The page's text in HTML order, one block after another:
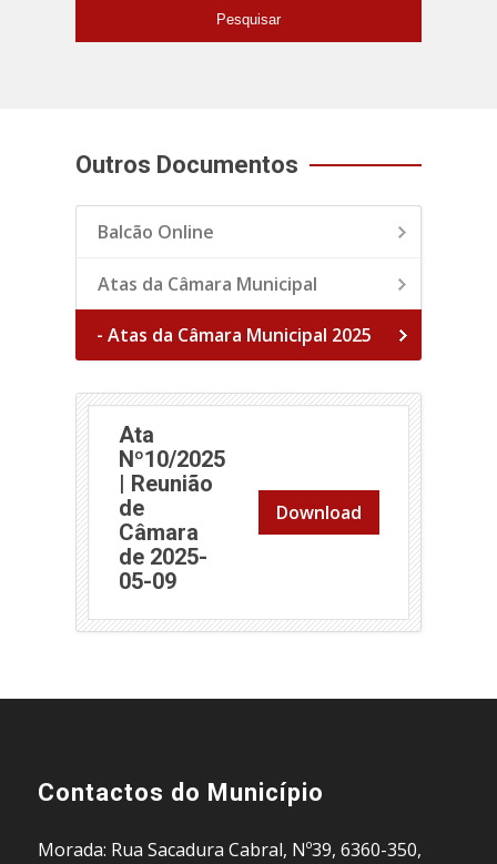
Pesquisar
Outros Documentos
Balcão Online
Atas da Câmara Municipal
- Atas da Câmara Municipal 2025
Ata
Nº10/2025
| Reunião
de
Câmara
de 2025-
05-09
Download
Contactos do Município
Morada: Rua Sacadura Cabral, Nº39, 6360-350,